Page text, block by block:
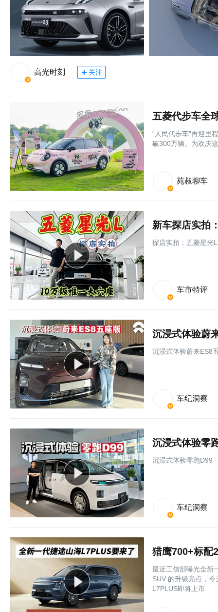
高光时刻 关注
五菱代步车全
“人民代步车”再迎里
破300万辆。为欢庆
苑叔聊车
新车探店实拍
探店实拍：五菱星光
车市特评
沉浸式体验蔚
沉浸式体验蔚来ES8
车纪洞察
沉浸式体验零
沉浸式体验零跑D99
车纪洞察
最近工信部曝光全新
SUV 的升级亮点，
L7PLUS即将上市